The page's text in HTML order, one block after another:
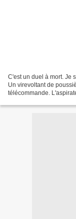
C'est un duel à mort. Je
Un virevoltant de
télécommande.